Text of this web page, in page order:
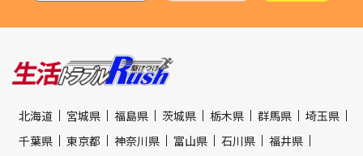
北海道 宮城県 福島県 茨城県 栃木県 群馬県
埼玉県
千葉県
東京都 神奈川県 富山県 石川県
福井県